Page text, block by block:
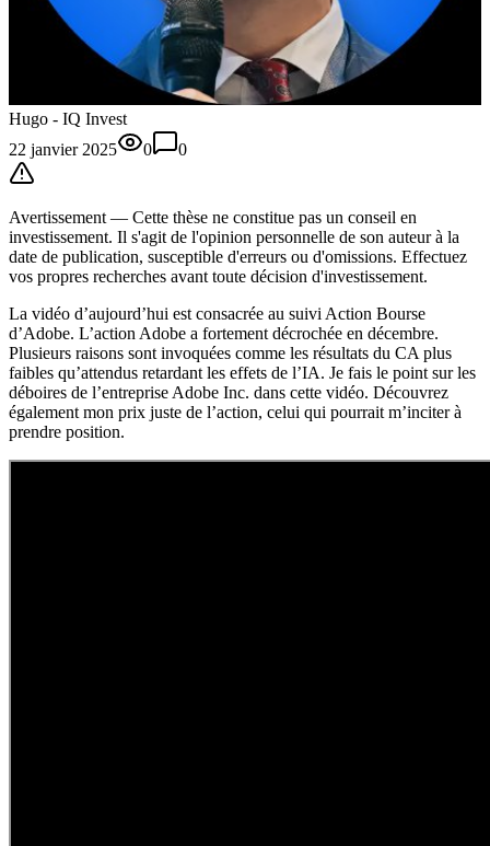
Hugo - IQ Invest
22 janvier 2025
0 0
Avertissement — Cette thèse ne constitue pas un conseil en
investissement. Il s'agit de l'opinion personnelle de son auteur à la
date de publication, susceptible d'erreurs ou d'omissions. Effectuez
vos propres recherches avant toute décision d'investissement.
La vidéo d’aujourd’hui est consacrée au suivi Action Bourse
d’Adobe. L’action Adobe a fortement décrochée en décembre.
Plusieurs raisons sont invoquées comme les résultats du CA plus
faibles qu’attendus retardant les effets de l’IA. Je fais le point sur les
déboires de l’entreprise Adobe Inc. dans cette vidéo. Découvrez
également mon prix juste de l’action, celui qui pourrait m’inciter à
prendre position.